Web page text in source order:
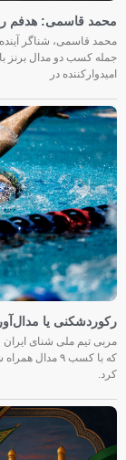
محمد قاسمی: هدفم رسیدن به فینال ۴۰۰
محمد قاسمی، شناگر
جمله کسب دو مدال برنز
امیدوارکننده در
رکوردشکنی یا
مربی تیم ملی شنای
که با کسب ۹
کرد.